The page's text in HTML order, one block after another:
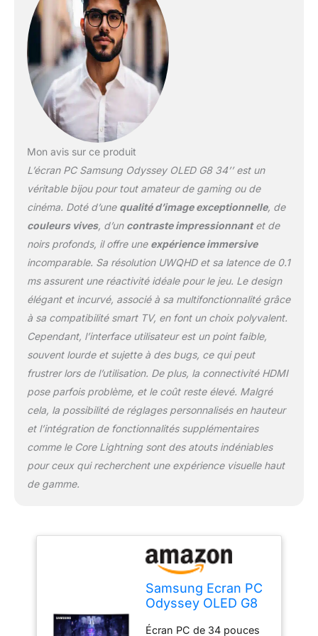
AMD FreeSync Premium
pour la stabilité et la
fluidité des scènes
rapides et complexes de
vos jeux Une station de
jeu sophistiqué au
design épuré et coloré
avec Coresync et Core
Contenu: 1x Samsung
Moniteur Gaming
Odyssey OLED G8, Écran
PC 34" Incurvé, Argent,
LS34BG850SUXEN
Mon avis sur ce produit
L’écran PC Samsung Odyssey OLED G8 34’’ est un
véritable bijou pour tout amateur de gaming ou de
cinéma. Doté d’une qualité d’image exceptionnelle, de
couleurs vives, d’un contraste impressionnantet de
noirs profonds, il offre une expérience immersive
incomparable. Sa résolution UWQHD et sa latence de 0.1
ms assurent une réactivité idéale pour le jeu. Le design
élégant et incurvé, associé à sa multifonctionnalité grâce
à sa compatibilité smart TV, en font un choix polyvalent.
Cependant, l’interface utilisateur est un point faible,
souvent lourde et sujette à des bugs, ce qui peut
frustrer lors de l’utilisation. De plus, la connectivité HDMI
pose parfois problème, et le coût reste élevé. Malgré
cela, la possibilité de réglages personnalisés en hauteur
et l’intégration de fonctionnalités supplémentaires
comme le Core Lightning sont des atouts indéniables
pour ceux qui recherchent une expérience visuelle haut
de gamme.
Samsung Ecran PC
Odyssey OLED G8
Dalle OLED
Écran PC de 34 pouces